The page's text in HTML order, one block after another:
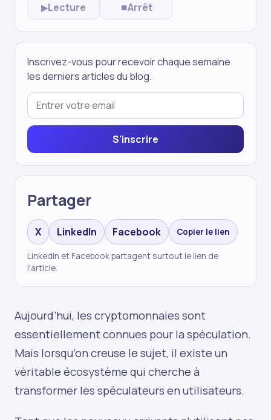
▶Lecture ⏹Arrêt
Inscrivez-vous pour recevoir chaque semaine
les derniers articles du blog.
S'inscrire
Partager
X LinkedIn Facebook Copier le lien
LinkedIn et Facebook partagent surtout le lien de
l'article.
Aujourd’hui, les cryptomonnaies sont
essentiellement connues pour la spéculation.
Mais lorsqu’on creuse le sujet, il existe un
véritable écosystème qui cherche à
transformer les spéculateurs en utilisateurs.